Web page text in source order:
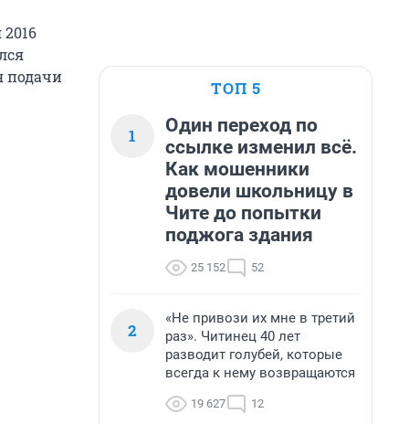
подачи
ТОП 5
1
Один переход по
ссылке изменил всё.
Как мошенники
довели школьницу в
Чите до попытки
поджога здания
25 152 52
2
«Не привози их мне в третий
раз». Читинец 40 лет
разводит голубей, которые
всегда к нему возвращаются
19 627 12